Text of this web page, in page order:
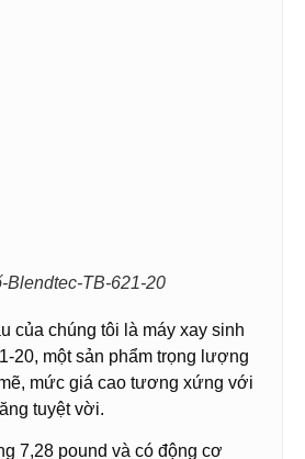
Blendtec-TB-621-20
của chúng tôi là máy xay sinh
20, một sản phẩm trọng lượng
mức giá cao tương xứng với
tuyệt vời.
7,28 pound và có động cơ